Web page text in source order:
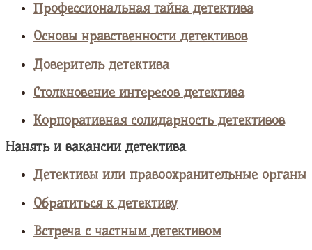
Профессиональная тайна детектива
Основы нравственности детективов
Доверитель детектива
Столкновение интересов детектива
Корпоративная солидарность детективов
Нанять и вакансии детектива
Детективы или правоохранительные органы
Обратиться к детективу
Встреча с частным детективом